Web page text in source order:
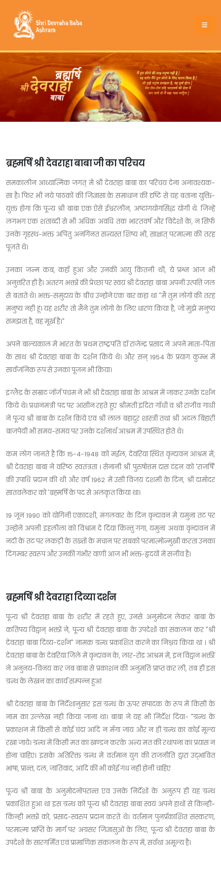
ब्रह्मर्षि श्री देवराहा बाबा जी का परिचय
समकालीन आध्यात्मिक जगत् मे श्री देवराहा बाबा का परिचय देना अनावश्यक-
सा है। फिर भी नये पाठकों की जिज्ञासा के समाधान की दृष्टि से यह बताना युक्ति-
युक्त होगा कि पूज्य श्री बाबा एक ऐसे ईश्वरलीन, अष्टांगयोगसिद्ध योगी थे. जिन्हें
लगभग एक शताब्दी से भी अधिक अवधि तक भारतवर्ष और विदेशों के, न सिर्फ
उनके गृहस्थ-भक्त अपितु अनगिनत संन्यस्त शिष्य भी, साक्षात् परमात्मा की तरह
पूजते थे।
उनका जन्म कब, कहाँ हुआ और उनकी आयु कितनी थी, ये प्रश्न आज भी
अनुत्तरित ही है। अंतरंग भक्तों की प्रेच्छा पर स्वयं श्री देवराहा बाबा अपनी उत्पत्ति जल
से बताते थे। भक्त-समुदाय के बीच उन्होंने एक बार कहा था "मैं तुम लोगों की तरह
मनुष्य नही हूं। यह शरीर तो मैंने तुम लोगों के लिए धारण किया है, जो मुझे मनुष्य
समझता है, वह मूर्ख है।"
अपने बाल्यकाल में भारत के प्रथम राष्ट्रपति डॉ राजेन्द्र प्रसाद ने अपने माता-पिता
के साथ श्री देवराहा बाबा के दर्शन किये थे। और सन् 1954 के प्रयाग कुम्भ में
सार्वजनिक रूप से उनका पूजन भी किया।
इंग्लैंड के सम्राट जॉर्ज पंचम ने भी श्री देवराहा बाबा के आश्रम में जाकर उनके दर्शन
किये थे। प्रधानमंत्री पद पर आसीन रहते हुए श्रीमती इंदिरा गाँधी व श्री राजीव गांधी
ने पूज्य श्री बाबा के दर्शन किये एवं श्री लाल बहादुर शास्त्री तथा श्री अटल बिहारी
बाजपेयी भी समय-समय पर उनके दर्शनार्थ आश्रम में उपस्थित होते थे।
कम लोग जानते है कि 15-4-1948 को मईल, देवरिया स्थित वृन्दावन आश्रम में,
श्री देवराहा बाबा ने वरिष्ठ स्वतंत्रता । सेनानी श्री पुरुषोत्तम दास टंडन को 'राजर्षि'
की उपाधि प्रदान की थी और वर्ष 1962 में उसी विजय दशमी के दिन, श्री दामोदर
सातवलेकर को 'ब्रह्मर्षि के पद से अलंकृत किया था।
19 जून 1990 को योगिनी एकादशी, मंगलवार के दिन वृन्दावन में यमुना तट पर
उन्होंने अपनी इहलीला को विश्राम दे दिया किन्तु गंगा, यमुना अथवा वृन्दावन में
नदी के तट पर लकड़ी के तख्तों के मचान पर सबको परमात्मोन्मुखी करता उनका
दिगम्बर स्वरूप और उनकी गंभीर वाणी आज भी भक्त-हृदयों में सजीव है।
ब्रह्मर्षि श्री देवराहा दिव्या दर्शन
पूज्य श्री देवराहा बाबा के शरीर में रहते हुए, उनसे अनुमोदन लेकर बाबा के
कतिपय विद्वान् भक्तों ने, पूज्य श्री देवराहा बाबा के उपदेशों का संकलन कर "श्री
देवराहा बाबा दिव्य-दर्शन" नामक ग्रन्थ प्रकाशित करने का निश्चय किया था । श्री
देवराहा बाबा के देवरिया जिले में वृन्दावन के, लार-रोड आश्रम में, इन विद्वान भक्तीं
ने अनुनय-विनय कर जब बाबा से प्रकाशन की अनुमति प्राप्त कर ली, तब ही इस
ग्रन्थ के लेखन का कार्य सम्पन्न हुआ
श्री देवराहा बाबा के निर्देशानुसार इस ग्रन्थ के ऊपर संपादक के रूप में किसी के
नाम का उल्लेख नही किया जाना था। बाबा ने यह भी निर्देश दिया- "ग्रन्थ के
प्रकाशन में किसी से कोई चंदा आदि न मँगा जाय और न ही ग्रन्थ का कोई मूल्य
रखा जाये। ग्रन्थ में किसी मत का खण्डन करके अन्य मत की रथापना का प्रयास न
होना चाहिए। इसके अतिरिक्त ग्रन्थ में वर्तमान युग की राजनीति द्वारा उद्भावित
भाषा, प्रान्त, दल, जातिवाद, आदि की भी कोई गंध नही होनी चाहिए
पूज्य श्री बाबा के अनुमोदनोपरान्त एंव उनके निर्देशों के अनुरूप ही यह ग्रन्थ
प्रकाशित हुआ था इस ग्रन्थ को पूज्य श्री देवराहा बाबा स्वयं अपने हाथों से किन्ही-
किन्ही भक्तों को, प्रसाद-स्वरुप प्रदान करते थे। वर्तमान पुनर्प्रकाशित संस्करण,
परमात्मा प्राप्ति के मार्ग पर अग्रसर जिज्ञासुओं के लिए, पूज्य श्री देवराहा बाबा के
उपदेशों के सारगर्मित एवं प्रामाणिक संकलन के रूप में, सर्वथा अमूल्य है।